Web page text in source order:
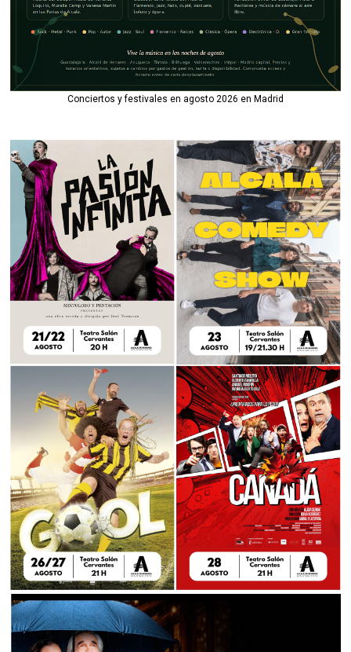
Conciertos y festivales en agosto 2026 en Madrid